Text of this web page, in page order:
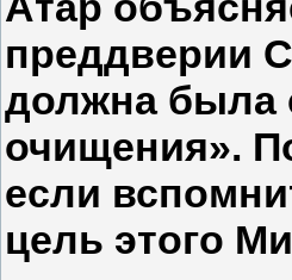
преддверии
должна была
очищения».
если
цель этого